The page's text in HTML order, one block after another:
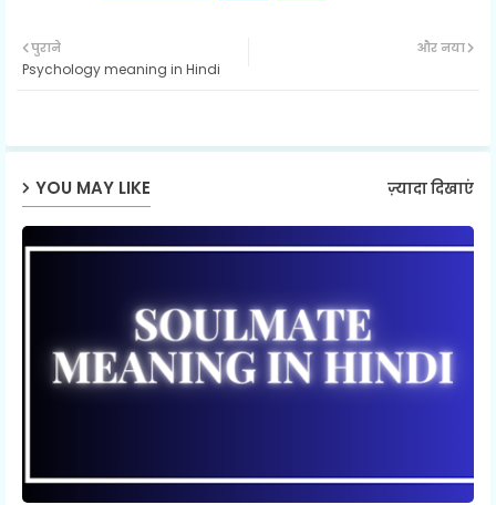
और नया
पुराने
Psychology meaning in Hindi
YOU MAY LIKE ज़्यादा दिखाएं